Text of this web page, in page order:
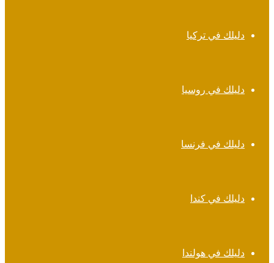
دليلك في تركيا
دليلك في روسيا
دليلك في فرنسا
دليلك في كندا
دليلك في هولندا